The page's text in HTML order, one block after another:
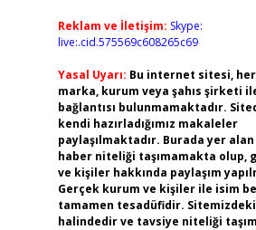
Reklam ve İletişim: Skype:
live:.cid.575569c608265c69
Yasal Uyarı: Bu internet sitesi,
marka, kurum veya şahıs şirketi
bağlantısı bulunmamaktadır.
kendi hazırladığımız makaleler
paylaşılmaktadır. Burada yer
haber niteliği taşımamakta olup,
ve kişiler hakkında paylaşım
Gerçek kurum ve kişiler ile isim
tamamen tesadüfidir.
halindedir ve tavsiye niteliği